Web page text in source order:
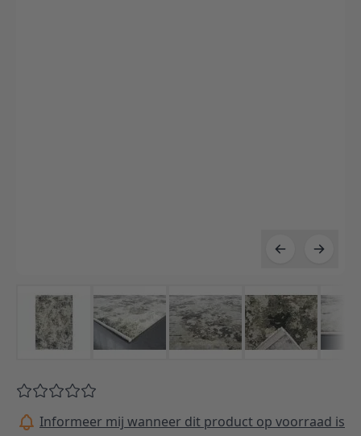
Informeer mij wanneer dit product op voorraad is